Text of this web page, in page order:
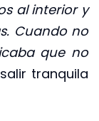
al interior y
Cuando no
que no
tranquila